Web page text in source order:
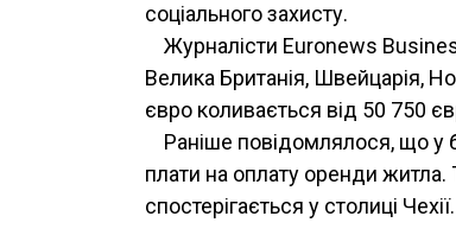
соціального захисту.
Журналісти Euronews
Велика Британія, Швейцарія,
євро коливається від 50 750
Раніше повідомлялося, що у
плати на оплату оренди
спостерігається у столиці Чехії.